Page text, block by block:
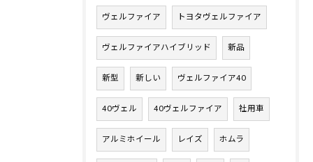
ヴェルファイア トヨタヴェルファイア
ヴェルファイアハイブリッド 新品
新型 新しい ヴェルファイア40
40ヴェル 40ヴェルファイア 社用車
アルミホイール レイズ ホムラ